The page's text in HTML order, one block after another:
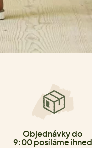
Objednávky do
9:00 posíláme ihned